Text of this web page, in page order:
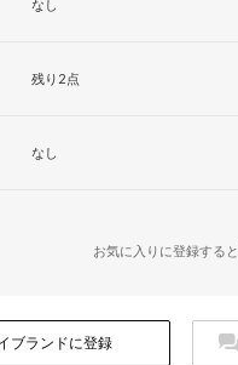
なし
残り2点
なし
お気に入りに登録すると
ブランドに登録